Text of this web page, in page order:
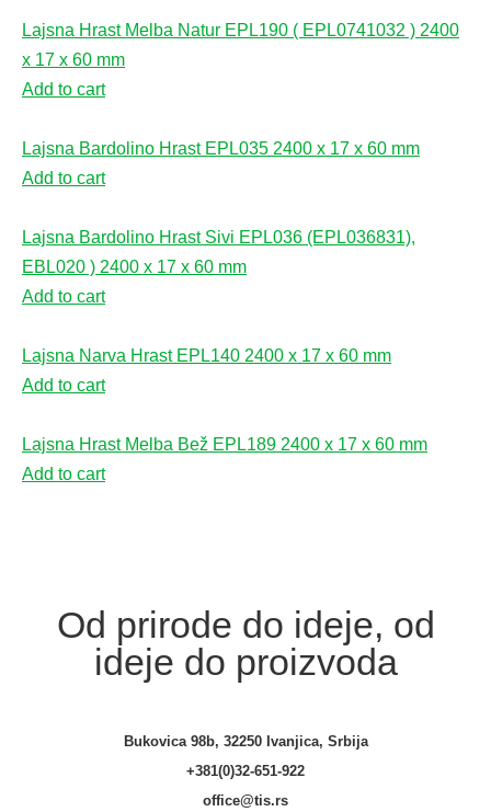
Lajsna Hrast Melba Natur EPL190 ( EPL0741032 ) 2400
x 17 x 60 mm
Add to cart
Lajsna Bardolino Hrast EPL035 2400 x 17 x 60 mm
Add to cart
Lajsna Bardolino Hrast Sivi EPL036 (EPL036831),
EBL020 ) 2400 x 17 x 60 mm
Add to cart
Lajsna Narva Hrast EPL140 2400 x 17 x 60 mm
Add to cart
Lajsna Hrast Melba Bež EPL189 2400 x 17 x 60 mm
Add to cart
Od prirode do ideje, od
ideje do proizvoda
Bukovica 98b, 32250 Ivanjica, Srbija
+381(0)32-651-922
office@tis.rs